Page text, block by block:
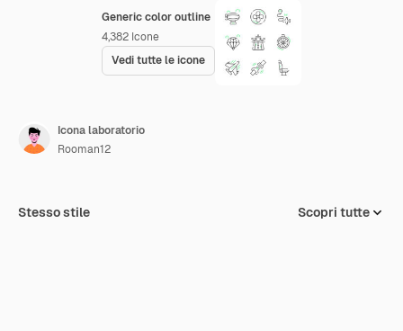
Generic color outline
4,382 Icone
Vedi tutte le icone
Icona laboratorio
Rooman12
Stesso stile Scopri tutte